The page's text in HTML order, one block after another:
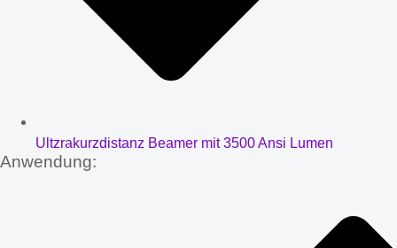
Ultzrakurzdistanz Beamer mit 3500 Ansi Lumen
Anwendung: